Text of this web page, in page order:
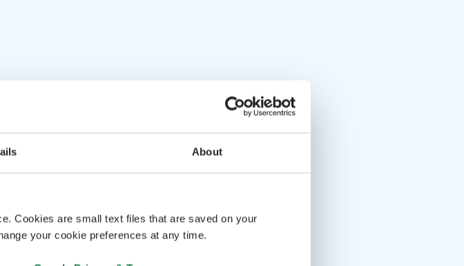
About
Cookies are small text files that are saved on your
your cookie preferences at any time.